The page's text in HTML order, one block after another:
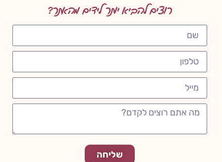
רוצים להביא יותר לידים מהאתר?
שליחה